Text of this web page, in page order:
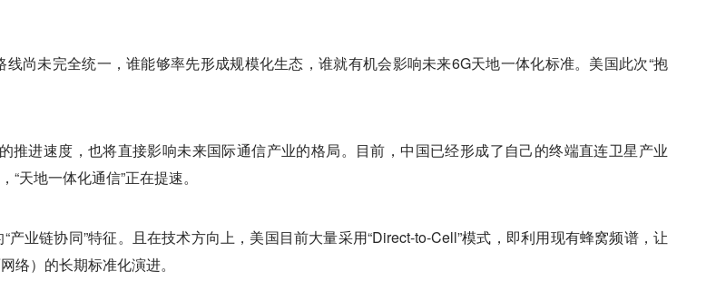
尚未完全统一，谁能够率先形成规模化生态，谁就有机会影响未来6G天地一体化标准。美国此次“抱
推进速度，也将直接影响未来国际通信产业的格局。目前，中国已经形成了自己的终端直连卫星产业
天地一体化通信”正在提速。
业链协同”特征。且在技术方向上，美国目前大量采用“Direct-to-Cell”模式，即利用现有蜂窝频谱，让
络）的长期标准化演进。